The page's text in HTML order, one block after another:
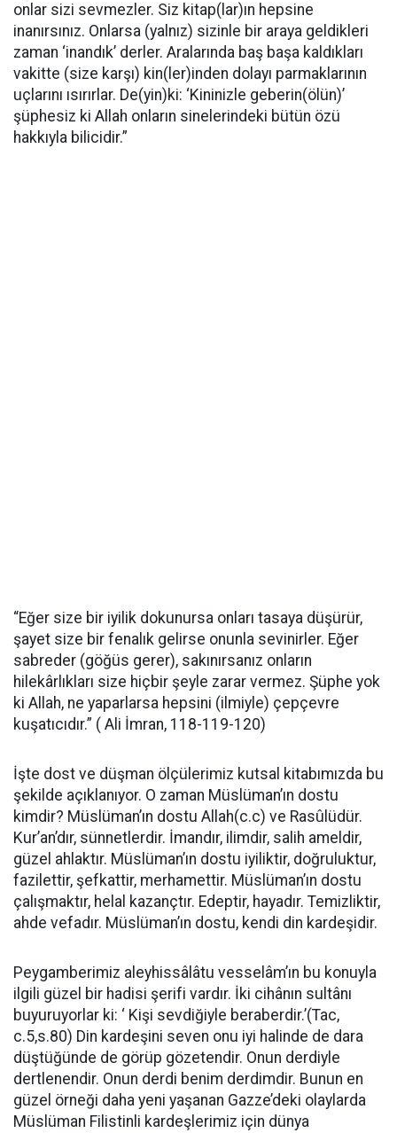
onlar sizi sevmezler. Siz kitap(lar)ın hepsine
inanırsınız. Onlarsa (yalnız) sizinle bir araya geldikleri
zaman ‘inandık’ derler. Aralarında baş başa kaldıkları
vakitte (size karşı) kin(ler)inden dolayı parmaklarının
uçlarını ısırırlar. De(yin)ki: ‘Kininizle geberin(ölün)’
şüphesiz ki Allah onların sinelerindeki bütün özü
hakkıyla bilicidir.”
“Eğer size bir iyilik dokunursa onları tasaya düşürür,
şayet size bir fenalık gelirse onunla sevinirler. Eğer
sabreder (göğüs gerer), sakınırsanız onların
hilekârlıkları size hiçbir şeyle zarar vermez. Şüphe yok
ki Allah, ne yaparlarsa hepsini (ilmiyle) çepçevre
kuşatıcıdır.” ( Ali İmran, 118-119-120)
İşte dost ve düşman ölçülerimiz kutsal kitabımızda bu
şekilde açıklanıyor. O zaman Müslüman’ın dostu
kimdir? Müslüman’ın dostu Allah(c.c) ve Rasûlüdür.
Kur’an’dır, sünnetlerdir. İmandır, ilimdir, salih ameldir,
güzel ahlaktır. Müslüman’ın dostu iyiliktir, doğruluktur,
fazilettir, şefkattir, merhamettir. Müslüman’ın dostu
çalışmaktır, helal kazançtır. Edeptir, hayadır. Temizliktir,
ahde vefadır. Müslüman’ın dostu, kendi din kardeşidir.
Peygamberimiz aleyhissâlâtu vesselâm’ın bu konuyla
ilgili güzel bir hadisi şerifi vardır. İki cihânın sultânı
buyuruyorlar ki: ‘ Kişi sevdiğiyle beraberdir.’(Tac,
c.5,s.80) Din kardeşini seven onu iyi halinde de dara
düştüğünde de görüp gözetendir. Onun derdiyle
dertlenendir. Onun derdi benim derdimdir. Bunun en
güzel örneği daha yeni yaşanan Gazze’deki olaylarda
Müslüman Filistinli kardeşlerimiz için dünya